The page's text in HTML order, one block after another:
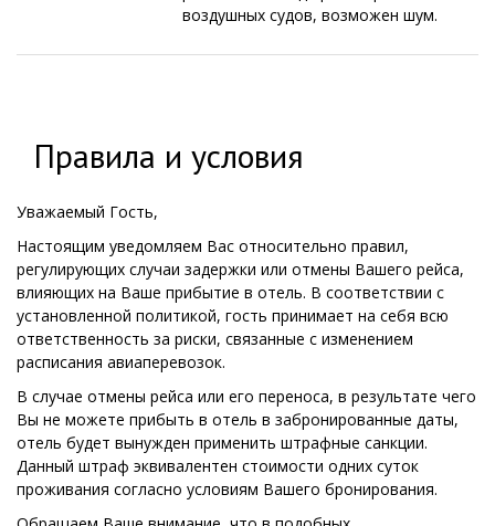
воздушных судов, возможен шум.
Правила и условия
Уважаемый Гость,
Настоящим уведомляем Вас относительно правил,
регулирующих случаи задержки или отмены Вашего рейса,
влияющих на Ваше прибытие в отель. В соответствии с
установленной политикой, гость принимает на себя всю
ответственность за риски, связанные с изменением
расписания авиаперевозок.
В случае отмены рейса или его переноса, в результате чего
Вы не можете прибыть в отель в забронированные даты,
отель будет вынужден применить штрафные санкции.
Данный штраф эквивалентен стоимости одних суток
проживания согласно условиям Вашего бронирования.